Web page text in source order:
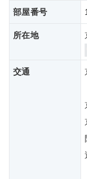
部屋番号
所在地
交通